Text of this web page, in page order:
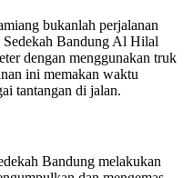
bukanlah perjalanan
Bandung Al Hilal
dengan menggunakan truk
ini memakan waktu
tantangan di jalan.
Bandung melakukan